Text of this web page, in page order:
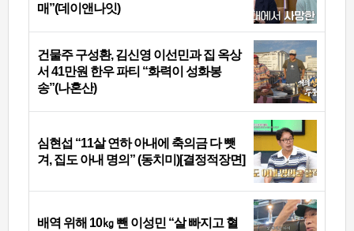
매”(데이앤나잇)
건물주 구성환, 김신영 이선민과 집 옥상
서 41만원 한우 파티 “화력이 성화봉
송”(나혼산)
심현섭 “11살 연하 아내에 축의금 다 뺏
겨, 집도 아내 명의” (동치미)[결정적장면]
배역 위해 10㎏ 뺀 이성민 “살 빠지고 혈